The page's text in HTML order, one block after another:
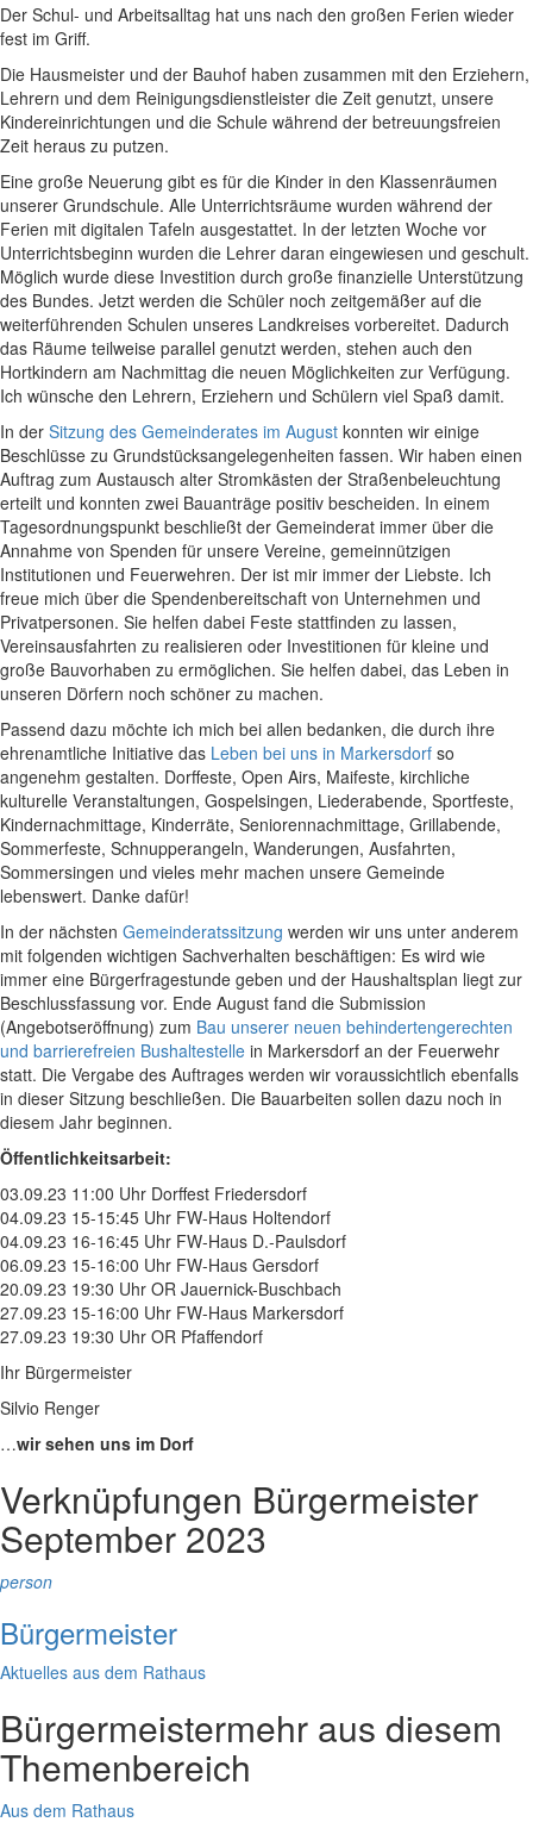
Der Schul- und Arbeitsalltag hat uns nach den großen Ferien wieder
fest im Griff.
Die Hausmeister und der Bauhof haben zusammen mit den Erziehern,
Lehrern und dem Reinigungsdienstleister die Zeit genutzt, unsere
Kindereinrichtungen und die Schule während der betreuungsfreien
Zeit heraus zu putzen.
Eine große Neuerung gibt es für die Kinder in den Klassenräumen
unserer Grundschule. Alle Unterrichtsräume wurden während der
Ferien mit digitalen Tafeln ausgestattet. In der letzten Woche vor
Unterrichtsbeginn wurden die Lehrer daran eingewiesen und geschult.
Möglich wurde diese Investition durch große finanzielle Unterstützung
des Bundes. Jetzt werden die Schüler noch zeitgemäßer auf die
weiterführenden Schulen unseres Landkreises vorbereitet. Dadurch
das Räume teilweise parallel genutzt werden, stehen auch den
Hortkindern am Nachmittag die neuen Möglichkeiten zur Verfügung.
Ich wünsche den Lehrern, Erziehern und Schülern viel Spaß damit.
In der Sitzung des Gemeinderates im August konnten wir einige
Beschlüsse zu Grundstücksangelegenheiten fassen. Wir haben einen
Auftrag zum Austausch alter Stromkästen der Straßenbeleuchtung
erteilt und konnten zwei Bauanträge positiv bescheiden. In einem
Tagesordnungspunkt beschließt der Gemeinderat immer über die
Annahme von Spenden für unsere Vereine, gemeinnützigen
Institutionen und Feuerwehren. Der ist mir immer der Liebste. Ich
freue mich über die Spendenbereitschaft von Unternehmen und
Privatpersonen. Sie helfen dabei Feste stattfinden zu lassen,
Vereinsausfahrten zu realisieren oder Investitionen für kleine und
große Bauvorhaben zu ermöglichen. Sie helfen dabei, das Leben in
unseren Dörfern noch schöner zu machen.
Passend dazu möchte ich mich bei allen bedanken, die durch ihre
ehrenamtliche Initiative das Leben bei uns in Markersdorf so
angenehm gestalten. Dorffeste, Open Airs, Maifeste, kirchliche
kulturelle Veranstaltungen, Gospelsingen, Liederabende, Sportfeste,
Kindernachmittage, Kinderräte, Seniorennachmittage, Grillabende,
Sommerfeste, Schnupperangeln, Wanderungen, Ausfahrten,
Sommersingen und vieles mehr machen unsere Gemeinde
lebenswert. Danke dafür!
In der nächsten Gemeinderatssitzung werden wir uns unter anderem
mit folgenden wichtigen Sachverhalten beschäftigen: Es wird wie
immer eine Bürgerfragestunde geben und der Haushaltsplan liegt zur
Beschlussfassung vor. Ende August fand die Submission
(Angebotseröffnung) zum Bau unserer neuen behindertengerechten
und barrierefreien Bushaltestelle in Markersdorf an der Feuerwehr
statt. Die Vergabe des Auftrages werden wir voraussichtlich ebenfalls
in dieser Sitzung beschließen. Die Bauarbeiten sollen dazu noch in
diesem Jahr beginnen.
Öffentlichkeitsarbeit:
03.09.23 11:00 Uhr Dorffest Friedersdorf
04.09.23 15-15:45 Uhr FW-Haus Holtendorf
04.09.23 16-16:45 Uhr FW-Haus D.-Paulsdorf
06.09.23 15-16:00 Uhr FW-Haus Gersdorf
20.09.23 19:30 Uhr OR Jauernick-Buschbach
27.09.23 15-16:00 Uhr FW-Haus Markersdorf
27.09.23 19:30 Uhr OR Pfaffendorf
Ihr Bürgermeister
Silvio Renger
…wir sehen uns im Dorf
Verknüpfungen Bürgermeister
September 2023
person
Bürgermeister
Aktuelles aus dem Rathaus
Bürgermeistermehr aus diesem
Themenbereich
Aus dem Rathaus